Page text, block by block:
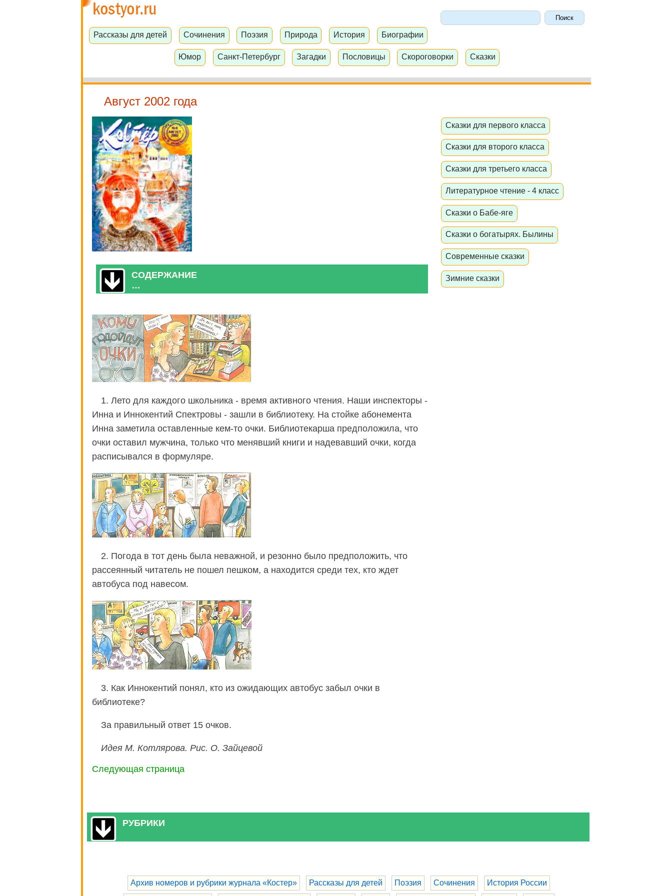
Рассказы для детей Сочинения Поэзия Природа История Биографии
Юмор Санкт-Петербург Загадки Пословицы Скороговорки Сказки
Август 2002 года
СОДЕРЖАНИЕ
…
1. Лето для каждого школьника - время активного чтения. Наши инспекторы -
Инна и Иннокентий Спектровы - зашли в библиотеку. На стойке абонемента
Инна заметила оставленные кем-то очки. Библиотекарша предположила, что
очки оставил мужчина, только что менявший книги и надевавший очки, когда
расписывался в формуляре.
2. Погода в тот день была неважной, и резонно было предположить, что
рассеянный читатель не пошел пешком, а находится среди тех, кто ждет
автобуса под навесом.
3. Как Иннокентий понял, кто из ожидающих автобус забыл очки в
библиотеке?
За правильный ответ 15 очков.
Идея М. Котлярова. Рис. О. Зайцевой
Следующая страница
Сказки для первого класса
Сказки для второго класса
Сказки для третьего класса
Литературное чтение - 4 класс
Сказки о Бабе-яге
Сказки о богатырях. Былины
Современные сказки
Зимние сказки
РУБРИКИ
Архив номеров и рубрики журнала «Костер» Рассказы для детей Поэзия Сочинения История России